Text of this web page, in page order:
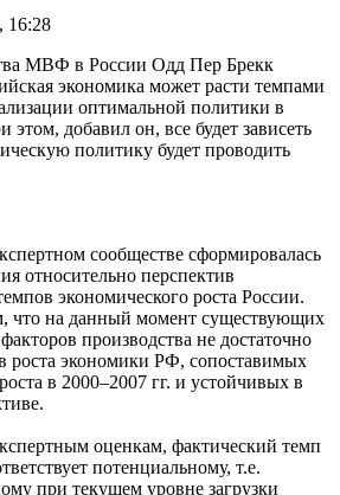
16:28
МВФ в России Одд Пер Брекк
экономика может расти темпами
оптимальной политики в
добавил он, все будет зависеть
политику будет проводить
сообществе сформировалась
относительно перспектив
экономического роста России.
что на данный момент существующих
производства не достаточно
роста экономики РФ, сопоставимых
в 2000–2007 гг. и устойчивых в
оценкам, фактический темп
потенциальному, т.е.
при текущем уровне загрузки